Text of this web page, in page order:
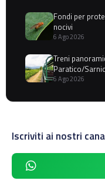
Fondi per
nocivi
6 Ago 2026
Treni
Paratico/
6 Ago 2026
Iscriviti ai nostri